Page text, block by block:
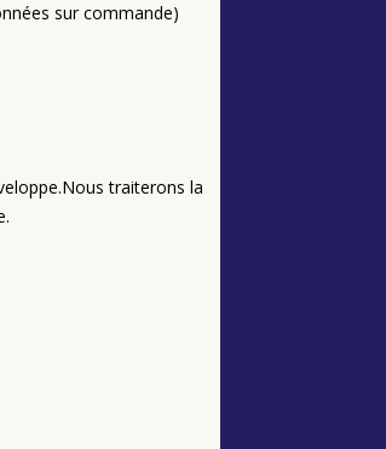
sur commande)
traiterons la